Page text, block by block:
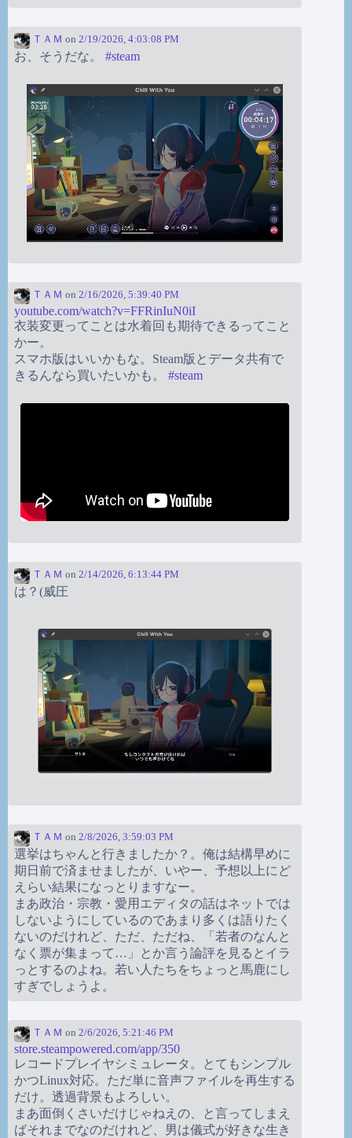
ＴＡＭ on 2/19/2026, 4:03:08 PM
お、そうだな。 #steam
ＴＡＭ on 2/16/2026, 5:39:40 PM
youtube.com/watch?v=FFRinIuN0iI
衣装変更ってことは水着回も期待できるってこと
かー。
スマホ版はいいかもな。Steam版とデータ共有で
きるんなら買いたいかも。 #steam
ＴＡＭ on 2/14/2026, 6:13:44 PM
は？(威圧
ＴＡＭ on 2/8/2026, 3:59:03 PM
選挙はちゃんと行きましたか？。俺は結構早めに
期日前で済ませましたが、いやー、予想以上にど
えらい結果になっとりますなー。
まあ政治・宗教・愛用エディタの話はネットでは
しないようにしているのであまり多くは語りたく
ないのだけれど、ただ、ただね、「若者のなんと
なく票が集まって…」とか言う論評を見るとイラ
っとするのよね。若い人たちをちょっと馬鹿にし
すぎでしょうよ。
ＴＡＭ on 2/6/2026, 5:21:46 PM
store.steampowered.com/app/350
レコードプレイヤシミュレータ。とてもシンプル
かつLinux対応。ただ単に音声ファイルを再生する
だけ。透過背景もよろしい。
まあ面倒くさいだけじゃねえの、と言ってしまえ
ばそれまでなのだけれど、男は儀式が好きな生き